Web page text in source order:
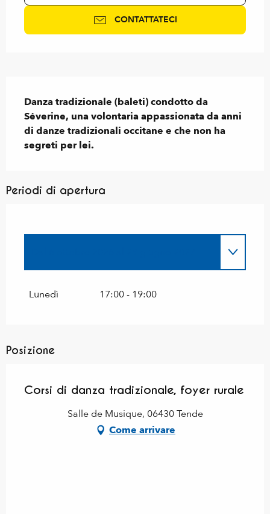
CONTATTATECI
Danza tradizionale (baleti) condotto da
Séverine, una volontaria appassionata da anni
di danze tradizionali occitane e che non ha
segreti per lei.
Periodi di apertura
1 gennaio 2026
Lunedì 17:00 - 19:00
Posizione
Corsi di danza tradizionale, foyer rurale
Salle de Musique, 06430 Tende
Come arrivare